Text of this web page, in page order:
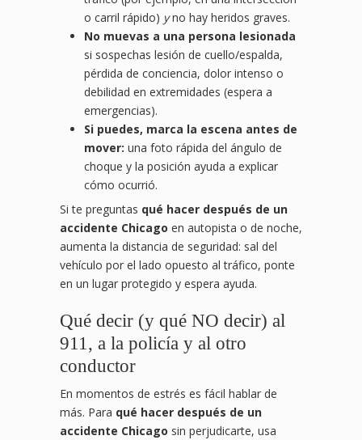
o carril rápido) yno hay heridos graves.
No muevas a una persona lesionada
si sospechas lesión de cuello/espalda,
pérdida de conciencia, dolor intenso o
debilidad en extremidades (espera a
emergencias).
Si puedes, marca la escena antes de
mover: una foto rápida del ángulo de
choque y la posición ayuda a explicar
cómo ocurrió.
Si te preguntas qué hacer después de un
accidente Chicago en autopista o de noche,
aumenta la distancia de seguridad: sal del
vehículo por el lado opuesto al tráfico, ponte
en un lugar protegido y espera ayuda.
Qué decir (y qué NO decir) al
911, a la policía y al otro
conductor
En momentos de estrés es fácil hablar de
más. Para qué hacer después de un
accidente Chicago sin perjudicarte, usa